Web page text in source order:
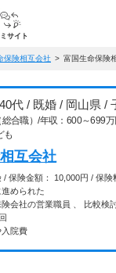
サイト
保険相互会社 富国生命保険
代 / 既婚 / 岡山県 /
合職）/年収：600～699
も
互会社
保険金額： 10,000円 / 保険
められた
会社の営業職員 、 比較検
院費